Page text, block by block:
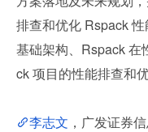
排查和优化 Rspack
基础架构、Rspack 在
ck 项目的性能排查和
李志文 ，广发证券